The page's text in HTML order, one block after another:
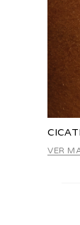
VER